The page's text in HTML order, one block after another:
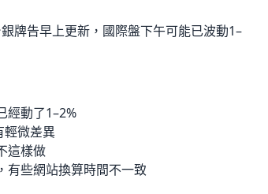
牌告早上更新，國際盤下午可能已波動1–
經動了1–2%
輕微差異
這樣做
有些網站換算時間不一致